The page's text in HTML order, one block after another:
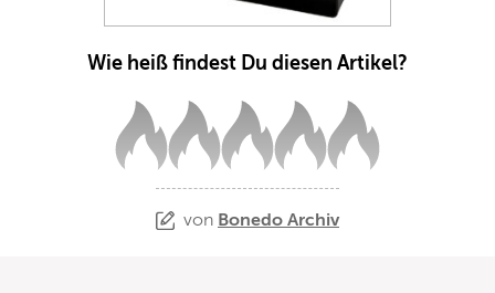
Wie heiß findest Du diesen Artikel?
von Bonedo Archiv